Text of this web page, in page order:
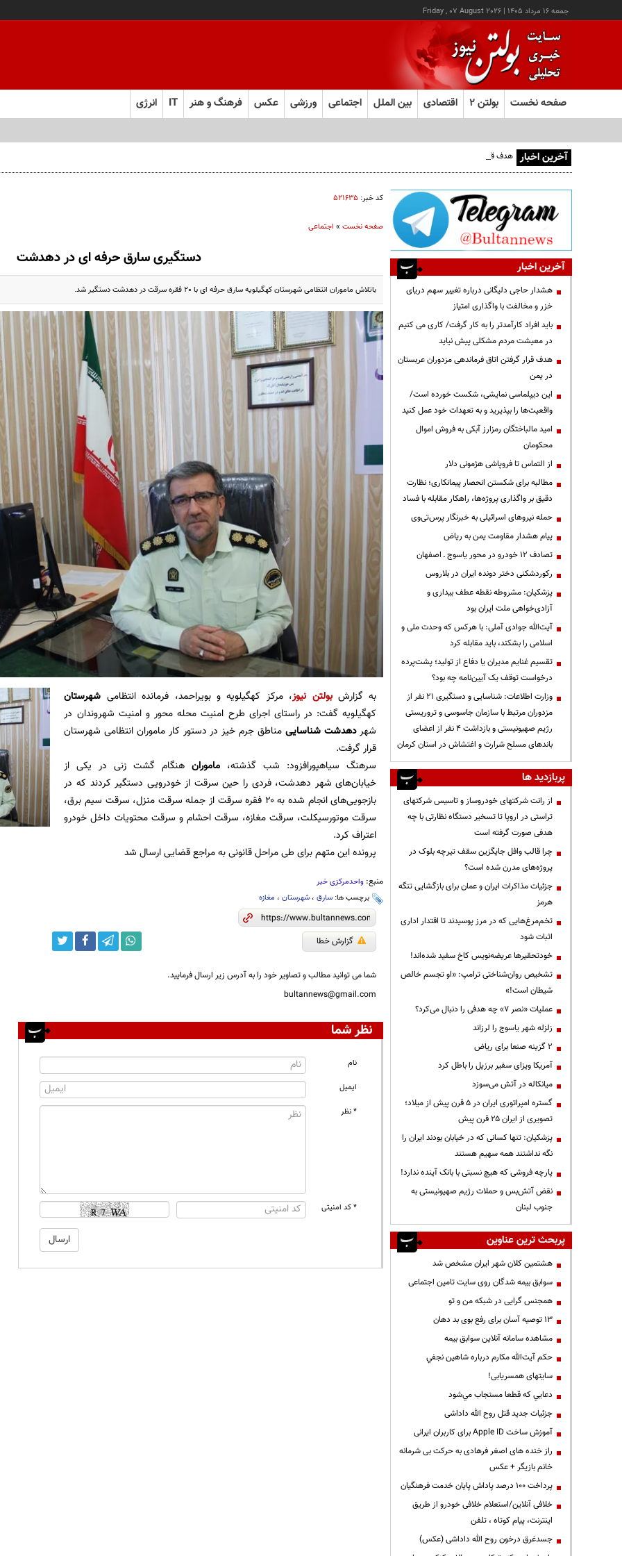
جمعه ۱۶ مرداد ۱۴۰۵ |
Friday , 07 August 2026
صفحه نخست بولتن ۲ اقتصادی بین الملل اجتماعی ورزشی عکس فرهنگ و هنر IT انرژی
آخرین اخبار هدف قرار گرفتن اتاق‌ فرماندهی مزدوران عربستان در یمن
کد خبر: ۵۲۱۶۳۵
صفحه نخست» اجتماعی
دستگیری سارق حرفه ای در دهدشت
باتلاش ماموران انتظامی شهرستان کهگیلویه سارق حرفه ای با 20 فقره سرقت در دهدشت دستگیر شد.
به گزارشبولتن نیوز، مرکز کهگیلویه و بویراحمد، فرمانده انتظامی شهرستان
کهگیلویه گفت: در راستای اجرای طرح امنیت محله محور و امنیت شهروندان در
شهردهدشت شناسایی مناطق جرم خیز در دستور کار ماموران انتظامی شهرستان
قرار گرفت.
سرهنگ سیاهپورافزود: شب گذشته، مامورانهنگام گشت زنی در یکی از
خیابان‌های شهر دهدشت، فردی را حین سرقت از خودرویی دستگیر کردند که در
بازجویی‌های انجام شده به ۲۰ فقره سرقت از جمله سرقت منزل، سرقت سیم برق،
سرقت موتورسیکلت، سرقت مغازه، سرقت احشام و سرقت محتویات داخل خودرو
اعتراف کرد.
پرونده این متهم برای طی مراحل قانونی به مراجع قضایی ارسال شد
منبع: واحدمرکزی خبر
برچسب ها: سارق، شهرستان، مغازه
گزارش خطا
شما می توانید مطالب و تصاویر خود را به آدرس زیر ارسال فرمایید.
bultannews@gmail.com
نظر شما
نام
ایمیل
* نظر
* کد امنیتی
آخرین اخبار
هشدار حاجی دلیگانی درباره تغییر سهم دریای
خزر و مخالفت با واگذاری امتیاز
باید افراد کارآمدتر را به کار گرفت/ کاری می کنیم
در معیشت مردم مشکلی پیش نیاید
هدف قرار گرفتن اتاق‌ فرماندهی مزدوران عربستان
در یمن
این دیپلماسی نمایشی، شکست خورده است/
واقعیت‌ها را بپذیرید و به تعهدات خود عمل کنید
امید مالباختگان رمزارز آبکی به فروش اموال
محکومان
از التماس تا فروپاشی هژمونی دلار
مطالبه برای شکستن انحصار پیمانکاری؛ نظارت
دقیق بر واگذاری پروژه‌ها، راهکار مقابله با فساد
حمله نیروهای اسرائیلی به خبرنگار پرس‌تی‌وی
پیام هشدار مقاومت یمن به ریاض
تصادف ۱۲ خودرو در محور یاسوج ـ اصفهان
رکوردشکنی دختر دونده ایران در بلاروس
پزشکیان: مشروطه نقطه عطف بیداری و
آزادی‌خواهی ملت ایران بود
آیت‌الله جوادی آملی: با هرکس که وحدت ملی و
اسلامی را بشکند، باید مقابله کرد
تقسیم غنایم مدیران یا دفاع از تولید؛ پشت‌پرده
درخواست توقف یک آیین‌نامه چه بود؟
وزارت اطلاعات: شناسایی و دستگیری ۲۱ نفر از
مزدوران مرتبط با سازمان جاسوسی و تروریستی
رژیم صهیونیستی و بازداشت ۴ نفر از اعضای
باندهای مسلح شرارت و اغتشاش در استان کرمان
پربازدید ها
از رانت‌ شرکتهای خودروساز و تاسیس شرکتهای
تراستی در اروپا تا تسخیر دستگاه نظارتی با چه
هدفی صورت گرفته است
چرا قالب وافل جایگزین سقف تیرچه بلوک در
پروژه‌های مدرن شده است؟
جزئیات مذاکرات ایران و عمان برای بازگشایی تنگه
هرمز
تخم‌مرغ‌هایی که در مرز پوسیدند تا اقتدار اداری
اثبات شود
خودتحقیرها عریضه‌نویس کاخ سفید شده‌اند!
تشخیص روان‌شناختی ترامپ: «او تجسم خالص
شیطان است!»
عملیات «نصر ۷» چه هدفی را دنبال می‌کرد؟
زلزله شهر یاسوج را لرزاند
۲ گزینه صنعا برای ریاض
آمریکا ویزای سفیر برزیل را باطل کرد
میانکاله در آتش می‌سوزد
گستره امپراتوری ایران در ۵ قرن پیش از میلاد؛
تصویری از ایران ۲۵ قرن پیش
پزشکیان: تنها کسانی که در خیابان بودند ایران را
نگه نداشتند همه سهیم هستند
پارچه فروشی که هیچ نسبتی با بانک آینده ندارد!
نقض آتش‌بس و حملات رژیم صهیونیستی به
جنوب لبنان
پربحث ترین عناوین
هشتمین کلان شهر ایران مشخص شد
سوابق بیمه شدگان روی سایت تامین اجتماعی
همجنس گرایی در شبکه من و تو
13 توصیه آسان برای رفع بوی بد دهان
مشاهده سامانه آنلاين سوابق بیمه
حكم آيت‌الله مكارم درباره شاهين نجفي
سایتهای همسریابی!
دعايي كه قطعا مستجاب مي‌شود
جزئیات جدید قتل روح الله داداشی
آموزش ساخت Apple ID برای کاربران ایرانی
راز خنده های اصغر فرهادی به حرکت بی شرمانه
خانم بازیگر + عکس
پرداخت ۱۰۰ درصد پاداش پایان خدمت فرهنگیان
خلافی آنلاین/استعلام خلافی خودرو از طریق
اینترنت، پیام کوتاه ، تلفن
جسدغرق درخون روح الله داداشی (عکس)